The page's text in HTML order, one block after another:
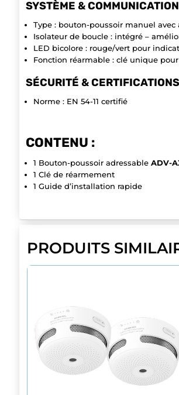
SYSTÈME & COMMUNICATION
Type : bouton-poussoir manuel
Isolateur de boucle : intégré –
LED bicolore : rouge/vert pour
Fonction réarmable : clé unique
SÉCURITÉ & CERTIFICATIONS
Norme : EN 54-11 certifié
CONTENU :
1 Bouton-poussoir adressable ADV-
1 Clé de réarmement
1 Guide d’installation rapide
PRODUITS